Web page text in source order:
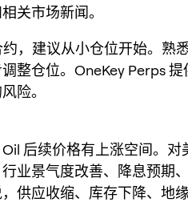
关市场新闻。
，建议从小仓位开始。熟
整仓位。OneKey Perps 提
险。
后续价格有上涨空间。对
业景气度改善、降息预期
供应收缩、库存下降、地